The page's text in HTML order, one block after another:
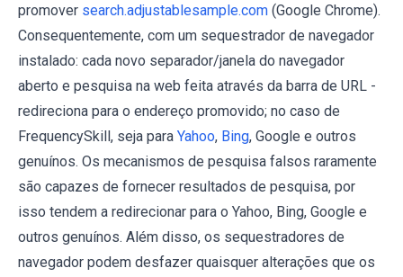
promover search.adjustablesample.com (Google Chrome).
Consequentemente, com um sequestrador de navegador
instalado: cada novo separador/janela do navegador
aberto e pesquisa na web feita através da barra de URL -
redireciona para o endereço promovido; no caso de
FrequencySkill, seja para Yahoo, Bing, Google e outros
genuínos. Os mecanismos de pesquisa falsos raramente
são capazes de fornecer resultados de pesquisa, por
isso tendem a redirecionar para o Yahoo, Bing, Google e
outros genuínos. Além disso, os sequestradores de
navegador podem desfazer quaisquer alterações que os